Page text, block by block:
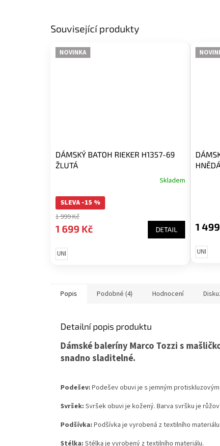
Související produkty
NOVINKA
DÁMSKÝ BATOH RIEKER H1357-69
ŽLUTÁ
Skladem
SLEVA -15 %
1 999 Kč
1 699 Kč DETAIL
UNI
HNĚDÁ
1
UNI
Popis Podobné (4) Hodnocení
Detailní popis produktu
Dámské baleríny Marco Tozzi s
snadno sladitelné.
Podešev: Podešev obuvi je s jemným
Svršek: Svršek obuvi je kožený. Barva svršku je
Podšívka: Podšívka je vyrobená z textilního materiálu.
Stélka: Stélka je vyrobený z textilního materiálu.